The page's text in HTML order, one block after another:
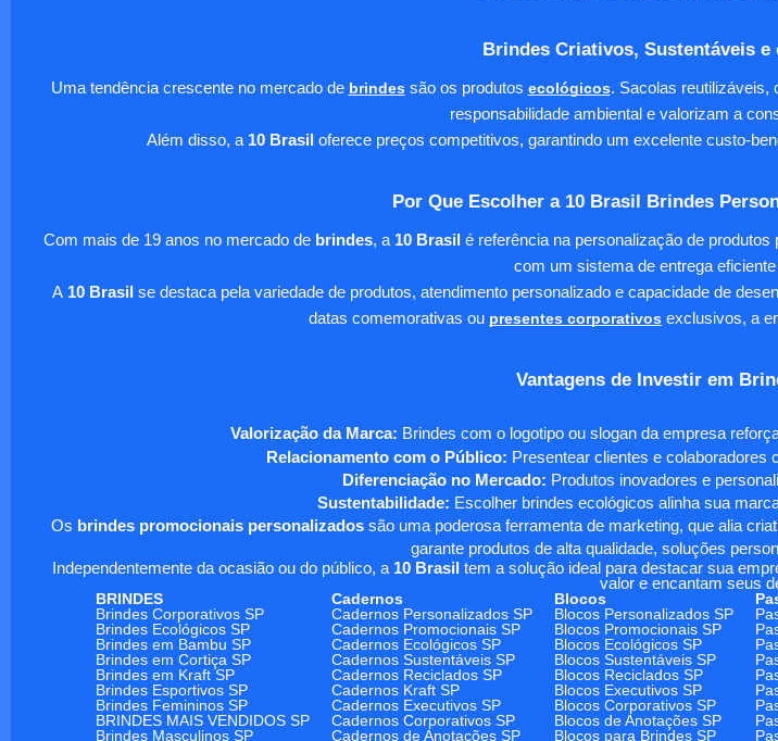
Brindes Criativos, Sustentáveis
Uma tendência crescente no mercado de brindessão os produtos ecológicos. Sacolas reutilizáveis,
responsabilidade ambiental e valorizam a
Além disso, a 10 Brasil oferece preços competitivos, garantindo um excelente custo-
Por Que Escolher a 10 Brasil Brindes
Com mais de 19 anos no mercado de brindes, a 10 Brasil é referência na personalização de produtos
com um sistema de entrega
A10 Brasil se destaca pela variedade de produtos, atendimento personalizado e capacidade de
datas comemorativas ou presentes corporativos exclusivos, a
Vantagens de Investir em
Valorização da Marca: Brindes com o logotipo ou slogan da empresa
Relacionamento com o Público: Presentear clientes e colaboradores
Diferenciação no Mercado: Produtos inovadores e
Sustentabilidade: Escolher brindes ecológicos alinha sua
Os brindes promocionais personalizados são uma poderosa ferramenta de marketing, que alia
garante produtos de alta qualidade, soluções
Independentemente da ocasião ou do público, a 10 Brasil tem a solução ideal para destacar sua
valor e encantam seus
BRINDES
Cadernos Blocos
Brindes Corporativos SP
Cadernos Personalizados SP Blocos Personalizados SP
Brindes Ecológicos SP
Cadernos Promocionais SP Blocos Promocionais SP
Brindes em Bambu SP
Cadernos Ecológicos SP Blocos Ecológicos SP
Brindes em Cortiça SP
Cadernos Sustentáveis SP Blocos Sustentáveis SP
Brindes em Kraft SP
Cadernos Reciclados SP Blocos Reciclados SP
Brindes Esportivos SP
Cadernos Kraft SP Blocos Executivos SP
Brindes Femininos SP
Cadernos Executivos SP Blocos Corporativos SP
BRINDES MAIS VENDIDOS SP
Cadernos Corporativos SP Blocos de Anotações SP
Brindes Masculinos SP
Cadernos de Anotações SP Blocos para Brindes SP